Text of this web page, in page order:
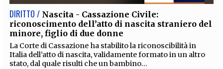
DIRITTO / Nascita - Cassazione Civile:
riconoscimento dell’atto di nascita straniero del
minore, figlio di due donne
La Corte di Cassazione ha stabilito la riconoscibilità in
Italia dell’atto di nascita, validamente formato in un altro
stato, dal quale risulti che un bambino...